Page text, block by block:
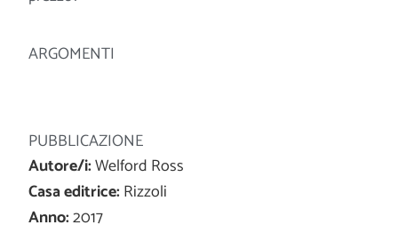
PUBBLICAZIONE
Autore/i:Welford Ross
Casa editrice:Rizzoli
Anno:2017
ARGOMENTI